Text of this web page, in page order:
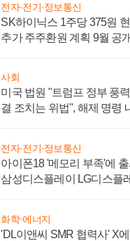
전자·전기·정보통신
SK하이닉스 1주당 375원
추가 주주환원 계획 9월 공
사회
미국 법원 "트럼프 정부 풍
결 조치는 위법", 해제 명령
전자·전기·정보통신
아이폰18 '메모리 부족'에
삼성디스플레이 LG디스플
화학·에너지
'DL이앤씨 SMR 협력사' X